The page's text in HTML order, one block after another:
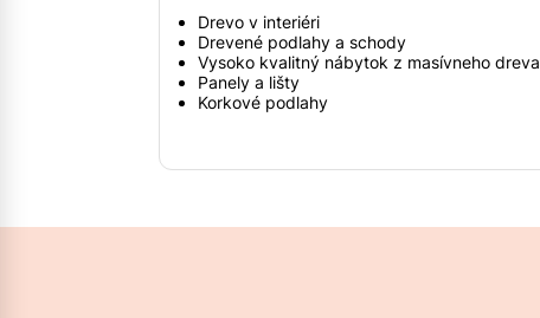
Drevo v interiéri
Drevené podlahy a schody
Vysoko kvalitný nábytok z masívneho dreva
Panely a lišty
Korkové podlahy